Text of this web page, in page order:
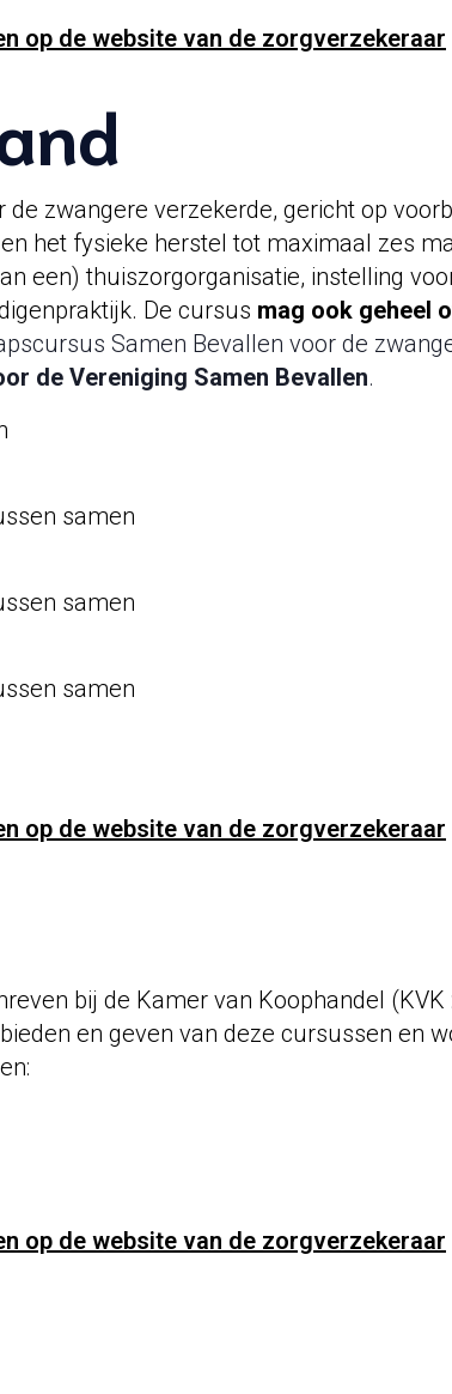
op de website van de zorgverzekeraar
zwangere verzekerde, gericht op
het fysieke herstel tot maximaal zes
een) thuiszorgorganisatie, instelling
De cursus mag ook geheel
Samen Bevallen voor de
de Vereniging Samen Bevallen.
samen
samen
samen
op de website van de zorgverzekeraar
bij de Kamer van Koophandel (KVK
en geven van deze cursussen en
op de website van de zorgverzekeraar